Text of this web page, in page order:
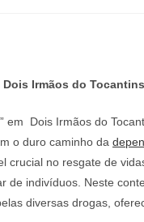
Dois Irmãos do Tocantins
” em Dois Irmãos do
o duro caminho da
crucial no resgate de
de indivíduos. Neste
diversas drogas,